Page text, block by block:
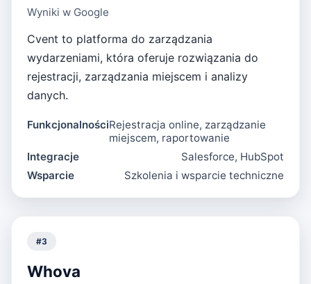
Wyniki w Google
Cvent to platforma do zarządzania
wydarzeniami, która oferuje rozwiązania do
rejestracji, zarządzania miejscem i analizy
danych.
FunkcjonalnościRejestracja online, zarządzanie
miejscem, raportowanie
Integracje
Salesforce, HubSpot
Wsparcie
Szkolenia i wsparcie techniczne
#3
Whova